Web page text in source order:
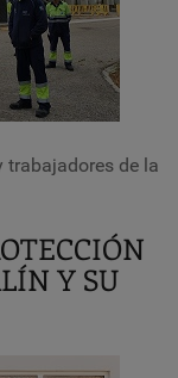
trabajadores de la
Y SU